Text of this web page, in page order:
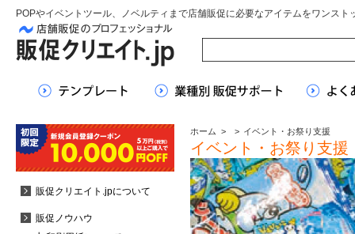
POPやイベントツール、ノベルティまで店舗販促に必要なアイテムをワンスト
ホーム > > イベント・お祭り支援
イベント・お祭り支援
販促クリエイト.jpについて
販促ノウハウ